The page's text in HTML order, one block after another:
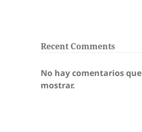
Recent Comments
No hay comentarios que
mostrar.